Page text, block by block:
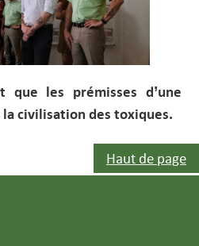
que les prémisses d’une
civilisation des toxiques.
Haut de page